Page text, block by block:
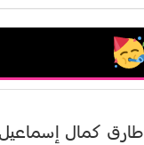
طارق كمال إسماعيل